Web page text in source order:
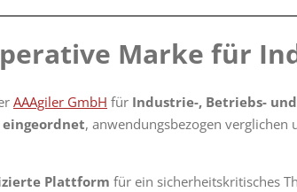
Marke für
AAAgiler GmbH für Industrie-, Betriebs-
, anwendungsbezogen
Plattform für ein sicherheitskritisches